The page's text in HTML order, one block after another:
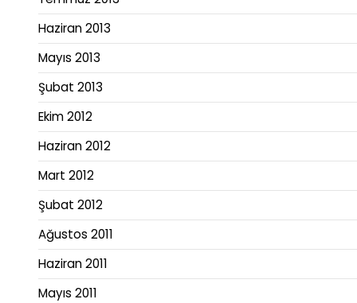
Haziran 2013
Mayıs 2013
Şubat 2013
Ekim 2012
Haziran 2012
Mart 2012
Şubat 2012
Ağustos 2011
Haziran 2011
Mayıs 2011